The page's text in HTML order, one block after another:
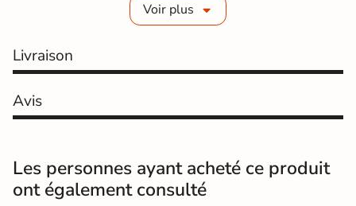
10 mm
Coefficient
antidérapant
Coefficient
antidérapant
C
Résistance à
l'usure
GR5 - Ultra-résistant
Voir plus
Livraison
Avis
Les personnes ayant acheté ce produit
ont également consulté